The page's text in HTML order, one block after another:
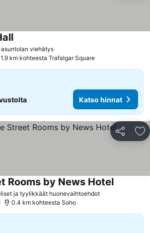
viehätys
1.9 km kohteesta Trafalgar Square
Katso hinnat
Jaa
ja tyylikkäät huonevaihtoehdot
Rooms by News Hotel
0.4 km kohteesta Soho